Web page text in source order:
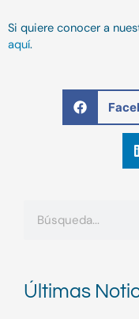
Si quiere conocer a
aquí.
Últimas